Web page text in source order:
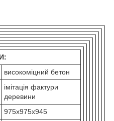
високоміцний бетон
імітація фактури
деревини
975х975х945